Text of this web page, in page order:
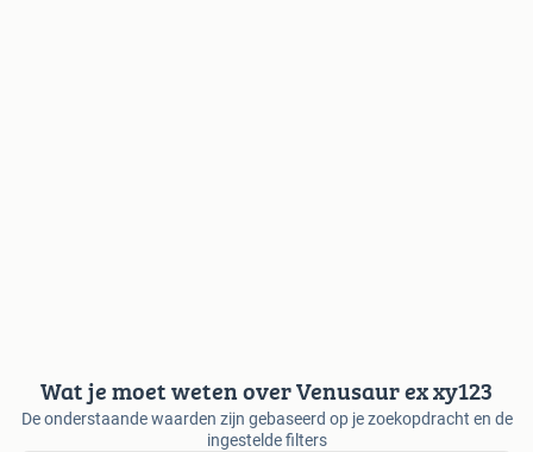
Wat je moet weten over Venusaur ex xy123
De onderstaande waarden zijn gebaseerd op je zoekopdracht en de
ingestelde filters